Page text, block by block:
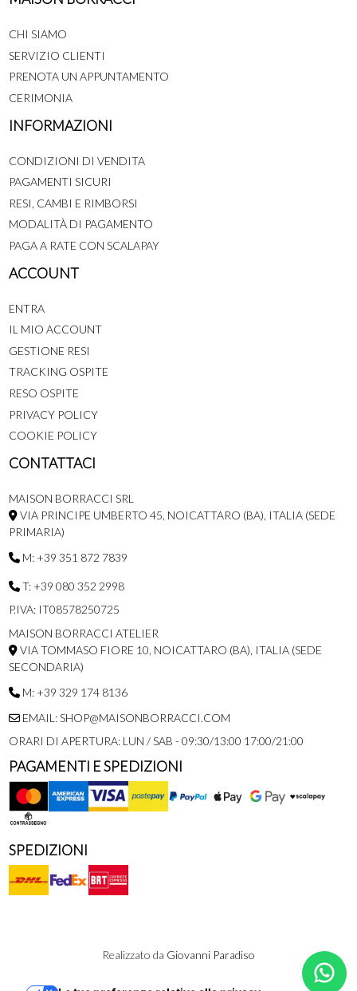
CHI SIAMO
SERVIZIO CLIENTI
PRENOTA UN APPUNTAMENTO
CERIMONIA
INFORMAZIONI
CONDIZIONI DI VENDITA
PAGAMENTI SICURI
RESI, CAMBI E RIMBORSI
MODALITÀ DI PAGAMENTO
PAGA A RATE CON SCALAPAY
ACCOUNT
ENTRA
IL MIO ACCOUNT
GESTIONE RESI
TRACKING OSPITE
RESO OSPITE
PRIVACY POLICY
COOKIE POLICY
CONTATTACI
MAISON BORRACCI SRL
VIA PRINCIPE UMBERTO 45, NOICATTARO (BA), ITALIA (SEDE
PRIMARIA)
M: +39 351 872 7839
T: +39 080 352 2998
P.IVA: IT08578250725
MAISON BORRACCI ATELIER
VIA TOMMASO FIORE 10, NOICATTARO (BA), ITALIA (SEDE
SECONDARIA)
M: +39 329 174 8136
EMAIL: SHOP@MAISONBORRACCI.COM
ORARI DI APERTURA: LUN / SAB - 09:30/13:00 17:00/21:00
PAGAMENTI E SPEDIZIONI
SPEDIZIONI
Realizzato da Giovanni Paradiso